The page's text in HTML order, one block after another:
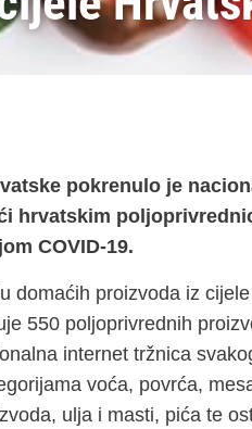
pokrenulo je
hrvatskim
COVID-19.
domaćih proizvoda iz cijele
550 poljoprivrednih
internet tržnica
voća, povrća,
ulja i masti, pića te